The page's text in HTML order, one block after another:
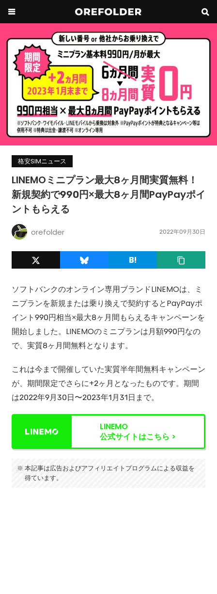
格安SIMニュース
LINEMOミニプラン最大8ヶ月間実質無料！
新規契約で990円×最大8ヶ月間PayPayポイ
ントもらえる
orefolder 2022年09月30日
ソフトバンクのオンライン専用ブランドLINEMOは、ミ
ニプランを新規または乗り換えで契約するとPayPayポ
イント990円相当×最大8ヶ月間もらえるキャンペーンを
開始しました。LINEMOのミニプランは月額990円なの
で、実質8ヶ月間無料となります。
これは今まで開催していた実質半年間無料キャンペーン
が、期間限定でさらに+2ヶ月となったものです。期間
は2022年9月30日〜2023年1月31日まで。
LINEMO
公式サイトはこちら >
本記事は広告およびアフィリエイトプログラムによる収益を
得ています。